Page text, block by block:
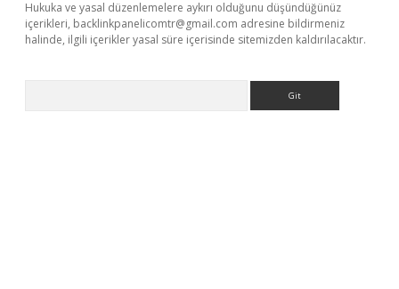
Hukuka ve yasal düzenlemelere aykırı olduğunu düşündüğünüz
içerikleri, backlinkpanelicomtr@gmail.com adresine bildirmeniz
halinde, ilgili içerikler yasal süre içerisinde sitemizden kaldırılacaktır.